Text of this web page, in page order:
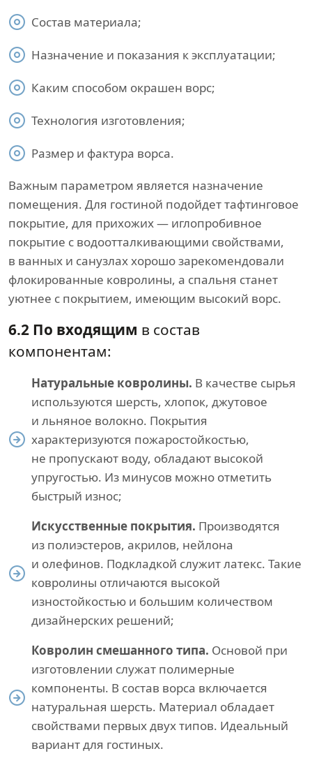
Состав материала;
Назначение и показания к эксплуатации;
Каким способом окрашен ворс;
Технология изготовления;
Размер и фактура ворса.
Важным параметром является назначение
помещения. Для гостиной подойдет тафтинговое
покрытие, для прихожих — иглопробивное
покрытие с водоотталкивающими свойствами,
в ванных и санузлах хорошо зарекомендовали
флокированные ковролины, а спальня станет
уютнее с покрытием, имеющим высокий ворс.
6.2 По входящим в состав
компонентам:
Натуральные ковролины. В качестве сырья
используются шерсть, хлопок, джутовое
и льняное волокно. Покрытия
характеризуются пожаростойкостью,
не пропускают воду, обладают высокой
упругостью. Из минусов можно отметить
быстрый износ;
Искусственные покрытия. Производятся
из полиэстеров, акрилов, нейлона
и олефинов. Подкладкой служит латекс. Такие
ковролины отличаются высокой
изностойкостью и большим количеством
дизайнерских решений;
Ковролин смешанного типа. Основой при
изготовлении служат полимерные
компоненты. В состав ворса включается
натуральная шерсть. Материал обладает
свойствами первых двух типов. Идеальный
вариант для гостиных.